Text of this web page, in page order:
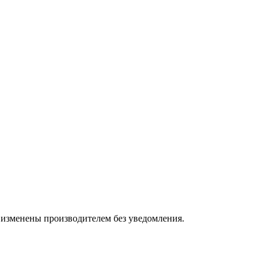
производителем без уведомления.